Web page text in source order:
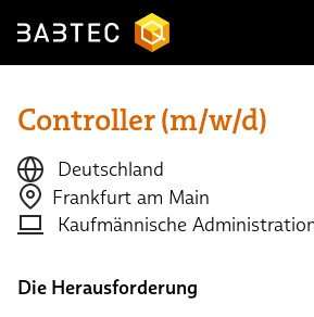
Controller (m/w/d)
Deutschland
Frankfurt am Main
Kaufmännische
Die Herausforderung